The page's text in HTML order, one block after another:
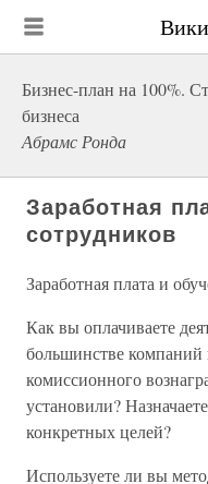
Бизнес-план на 100%.
бизнеса
Абрамс Ронда
Заработная
сотрудников
Заработная плата и
Как вы оплачиваете
большинстве
комиссионного
установили?
конкретных целей?
Используете ли вы